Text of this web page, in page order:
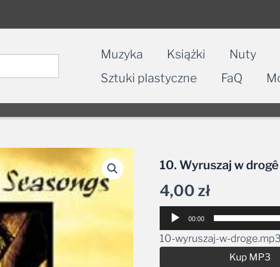
Muzyka Książki Nuty
Sztuki plastyczne
FaQ
10. Wyruszaj w drogê
4,00zł
Odtwarzacz
plików
dźwiękowych
00:00
10-wyruszaj-w-droge.mp3
Kup MP3